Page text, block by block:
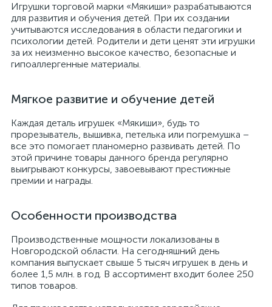
Игрушки торговой марки «Мякиши» разрабатываются
для развития и обучения детей. При их создании
учитываются исследования в области педагогики и
психологии детей. Родители и дети ценят эти игрушки
за их неизменно высокое качество, безопасные и
гипоаллергенные материалы.
Мягкое развитие и обучение детей
Каждая деталь игрушек «Мякиши», будь то
прорезыватель, вышивка, петелька или погремушка –
все это помогает планомерно развивать детей. По
этой причине товары данного бренда регулярно
выигрывают конкурсы, завоевывают престижные
премии и награды.
Особенности производства
Производственные мощности локализованы в
Новгородской области. На сегодняшний день
компания выпускает свыше 5 тысяч игрушек в день и
более 1,5 млн. в год. В ассортимент входит более 250
типов товаров.